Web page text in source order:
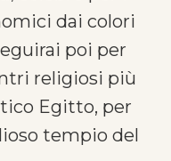
dai colori
poi per
religiosi più
Egitto, per
tempio del